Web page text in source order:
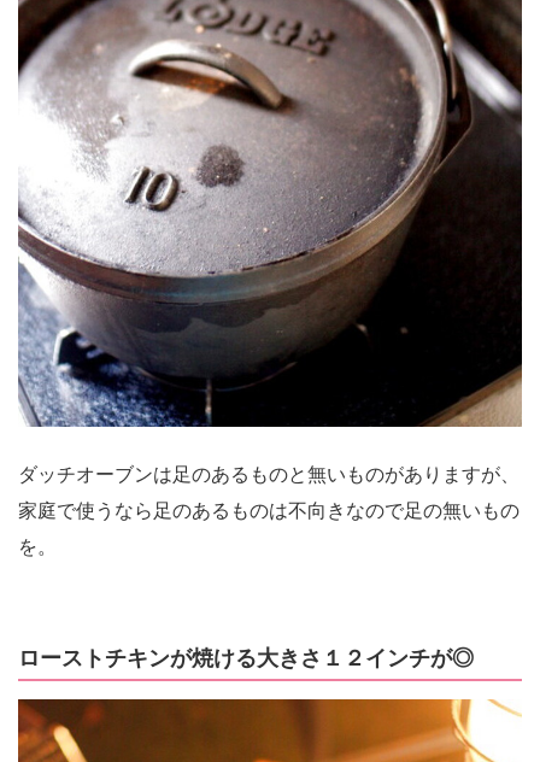
ダッチオーブンは足のあるものと無いものがありますが、
家庭で使うなら足のあるものは不向きなので足の無いもの
を。
ローストチキンが焼ける大きさ１２インチが◎